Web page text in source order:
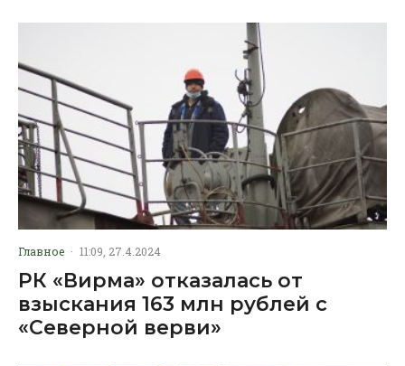
Главное · 11:09, 27.4.2024
РК «Вирма» отказалась от
взыскания 163 млн рублей с
«Северной верви»